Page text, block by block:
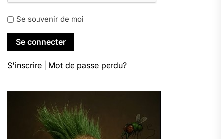
Se souvenir de moi
S'inscrire Mot de passe perdu?